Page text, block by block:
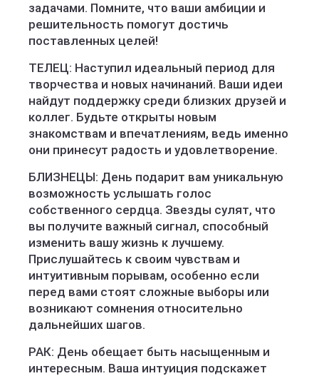
задачами. Помните, что ваши амбиции и
решительность помогут достичь
поставленных целей!
ТЕЛЕЦ: Наступил идеальный период для
творчества и новых начинаний. Ваши идеи
найдут поддержку среди близких друзей и
коллег. Будьте открыты новым
знакомствам и впечатлениям, ведь именно
они принесут радость и удовлетворение.
БЛИЗНЕЦЫ: День подарит вам уникальную
возможность услышать голос
собственного сердца. Звезды сулят, что
вы получите важный сигнал, способный
изменить вашу жизнь к лучшему.
Прислушайтесь к своим чувствам и
интуитивным порывам, особенно если
перед вами стоят сложные выборы или
возникают сомнения относительно
дальнейших шагов.
РАК: День обещает быть насыщенным и
интересным. Ваша интуиция подскажет